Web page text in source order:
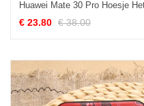
€ 23.80 € 38.00